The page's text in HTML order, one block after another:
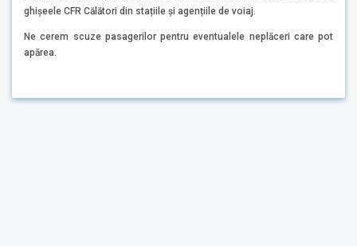
ghișeele CFR Călători din stațiile și agențiile de voiaj.
Ne cerem scuze pasagerilor pentru eventualele neplăceri care pot
apărea.